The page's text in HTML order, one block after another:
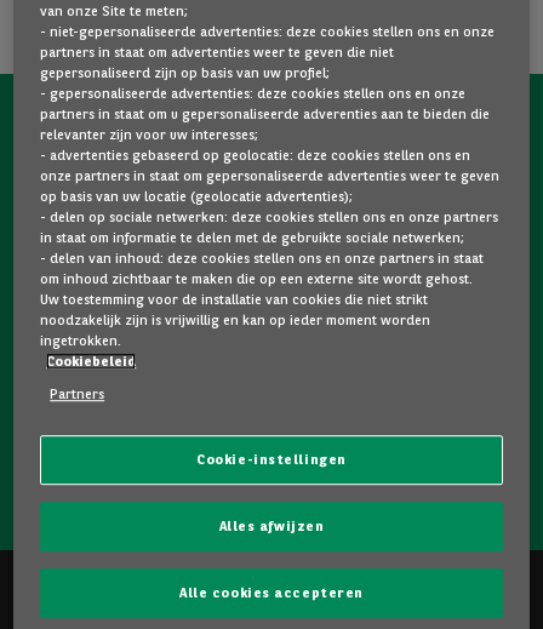
NEEM NU CONTACT OP MET ONS!
Een vraag?
Wij zijn er voor u.
Hebt u graag meer informatie over een model dat u
bevalt? Twijfelt u tussen twee tweedehandswagens?
Neem dan zeker contact op met ons. Wij staan klaar om
uw vragen te beantwoorden en u te helpen bij uw keuze.
NEEM CONTACT OP MET ONS!
van onze Site te meten;
- niet-gepersonaliseerde advertenties: deze cookies stellen ons en onze
partners in staat om advertenties weer te geven die niet
gepersonaliseerd zijn op basis van uw profiel;
- gepersonaliseerde advertenties: deze cookies stellen ons en onze
partners in staat om u gepersonaliseerde adverenties aan te bieden die
relevanter zijn voor uw interesses;
- advertenties gebaseerd op geolocatie: deze cookies stellen ons en
onze partners in staat om gepersonaliseerde advertenties weer te geven
op basis van uw locatie (geolocatie advertenties);
- delen op sociale netwerken: deze cookies stellen ons en onze partners
in staat om informatie te delen met de gebruikte sociale netwerken;
- delen van inhoud: deze cookies stellen ons en onze partners in staat
om inhoud zichtbaar te maken die op een externe site wordt gehost.
Uw toestemming voor de installatie van cookies die niet strikt
noodzakelijk zijn is vrijwillig en kan op ieder moment worden
ingetrokken.
Cookiebeleid
Partners
Cookie-instellingen
Alles afwijzen
Alle cookies accepteren